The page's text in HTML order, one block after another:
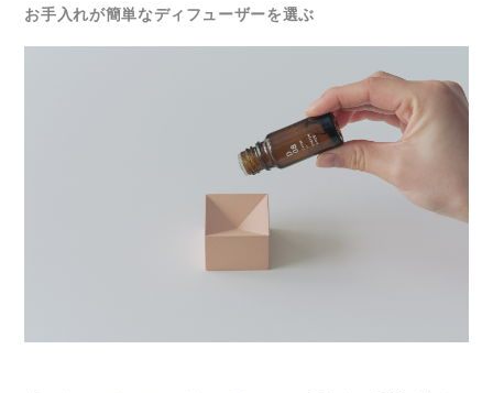
お手入れが簡単なディフューザーを選ぶ